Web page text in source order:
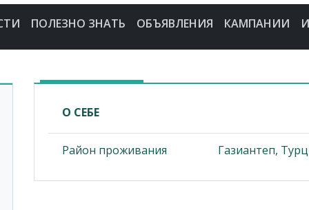
ПОЛЕЗНО ЗНАТЬ ОБЪЯВЛЕНИЯ КАМПАНИИ
О СЕБЕ
Район проживания Газиантеп,